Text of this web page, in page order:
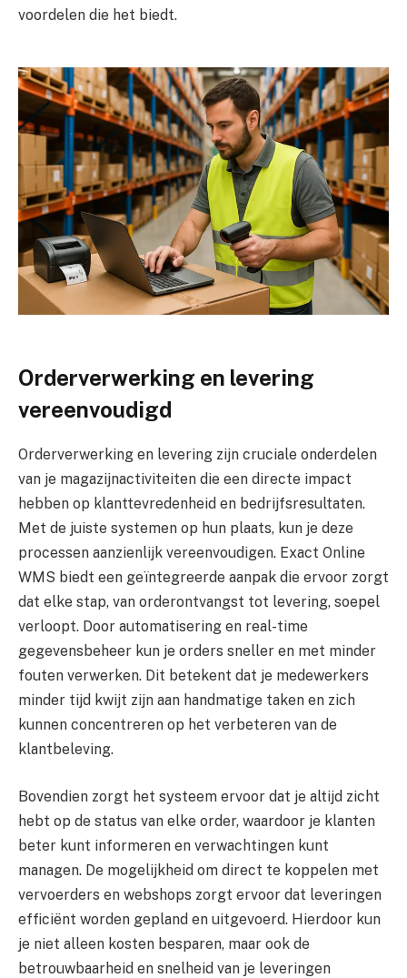
voordelen die het biedt.
Orderverwerking en levering
vereenvoudigd
Orderverwerking en levering zijn cruciale onderdelen
van je magazijnactiviteiten die een directe impact
hebben op klanttevredenheid en bedrijfsresultaten.
Met de juiste systemen op hun plaats, kun je deze
processen aanzienlijk vereenvoudigen. Exact Online
WMS biedt een geïntegreerde aanpak die ervoor zorgt
dat elke stap, van orderontvangst tot levering, soepel
verloopt. Door automatisering en real-time
gegevensbeheer kun je orders sneller en met minder
fouten verwerken. Dit betekent dat je medewerkers
minder tijd kwijt zijn aan handmatige taken en zich
kunnen concentreren op het verbeteren van de
klantbeleving.
Bovendien zorgt het systeem ervoor dat je altijd zicht
hebt op de status van elke order, waardoor je klanten
beter kunt informeren en verwachtingen kunt
managen. De mogelijkheid om direct te koppelen met
vervoerders en webshops zorgt ervoor dat leveringen
efficiënt worden gepland en uitgevoerd. Hierdoor kun
je niet alleen kosten besparen, maar ook de
betrouwbaarheid en snelheid van je leveringen